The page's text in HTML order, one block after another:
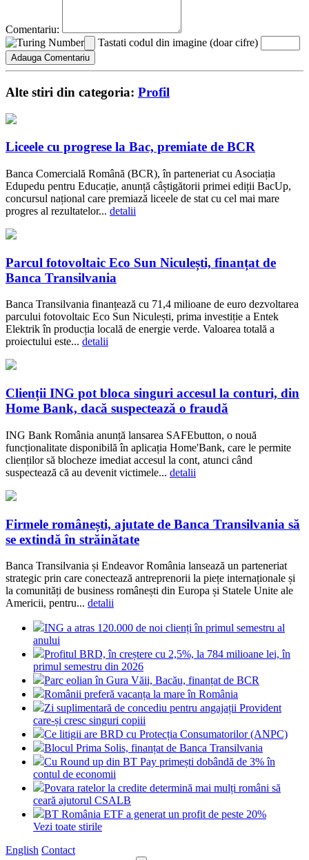
Comentariu:
Tastati codul din imagine (doar cifre)
Alte stiri din categoria: Profil
Liceele cu progrese la Bac, premiate de BCR
Banca Comercială Română (BCR), în parteneriat cu Asociația
Edupedu pentru Educație, anunță câștigătorii primei ediții BacUp,
concursul național care premiază liceele de stat cu cel mai mare
progres al rezultatelor... detalii
Parcul fotovoltaic Eco Sun Niculești, finanțat de
Banca Transilvania
Banca Transilvania finanțează cu 71,4 milioane de euro dezvoltarea
parcului fotovoltaic Eco Sun Niculești, prima investiție a Entek
Elektrik în producția locală de energie verde. Valoarea totală a
proiectului este... detalii
Clienții ING pot bloca singuri accesul la conturi, din
Home Bank, dacă suspectează o fraudă
ING Bank România anunță lansarea SAFEbutton, o nouă
funcționalitate disponibilă în aplicația Home'Bank, care le permite
clienților să blocheze imediat accesul la cont, atunci când
suspectează că au devenit victimele... detalii
Firmele românești, ajutate de Banca Transilvania să
se extindă în străinătate
Banca Transilvania și Endeavor România lansează un parteneriat
strategic prin care conectează antreprenorii la piețe internaționale și
la comunități de business românești din Europa și Statele Unite ale
Americii, pentru... detalii
ING a atras 120.000 de noi clienți în primul semestru al
anului
Profitul BRD, în creștere cu 2,5%, la 784 milioane lei, în
primul semestru din 2026
Parc eolian în Gura Văii, Bacău, finanțat de BCR
Românii preferă vacanța la mare în România
Zi suplimentară de concediu pentru angajații Provident
care-și cresc singuri copiii
Ce litigii are BRD cu Protecția Consumatorilor (ANPC)
Blocul Prima Solis, finanțat de Banca Transilvania
Cu Round up din BT Pay primești dobândă de 3% în
contul de economii
Povara ratelor la credite determină mai mulți români să
ceară ajutorul CSALB
BT România ETF a generat un profit de peste 20%
Vezi toate stirile
English Contact